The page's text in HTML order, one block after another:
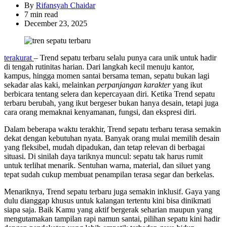
By Rifansyah Chaidar
Estimated
read
7 min read
December 23, 2025
terakurat – Trend sepatu terbaru selalu punya cara unik untuk hadir
di tengah rutinitas harian. Dari langkah kecil menuju kantor,
kampus, hingga momen santai bersama teman, sepatu bukan lagi
sekadar alas kaki, melainkan perpanjangan karakteryang ikut
berbicara tentang selera dan kepercayaan diri. Ketika Trend sepatu
terbaru berubah, yang ikut bergeser bukan hanya desain, tetapi juga
cara orang memaknai kenyamanan, fungsi, dan ekspresi diri.
Dalam beberapa waktu terakhir, Trend sepatu terbaru terasa semakin
dekat dengan kebutuhan nyata. Banyak orang mulai memilih desain
yang fleksibel, mudah dipadukan, dan tetap relevan di berbagai
situasi. Di sinilah daya tariknya muncul: sepatu tak harus rumit
untuk terlihat menarik. Sentuhan warna, material, dan siluet yang
tepat sudah cukup membuat penampilan terasa segar dan berkelas.
Menariknya, Trend sepatu terbaru juga semakin inklusif. Gaya yang
dulu dianggap khusus untuk kalangan tertentu kini bisa dinikmati
siapa saja. Baik Kamu yang aktif bergerak seharian maupun yang
mengutamakan tampilan rapi namun santai, pilihan sepatu kini hadir